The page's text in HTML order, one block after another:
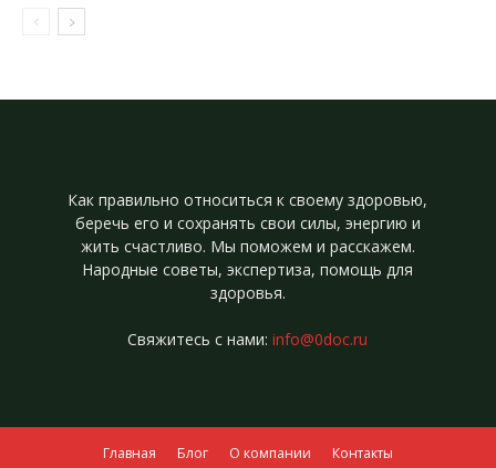
Как правильно относиться к своему здоровью,
беречь его и сохранять свои силы, энергию и
жить счастливо. Мы поможем и расскажем.
Народные советы, экспертиза, помощь для
здоровья.
Свяжитесь с нами:info@0doc.ru
Главная Блог О компании Контакты